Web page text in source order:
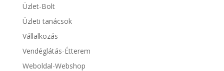
Üzlet-Bolt
Üzleti tanácsok
Vállalkozás
Vendéglátás-Étterem
Weboldal-Webshop